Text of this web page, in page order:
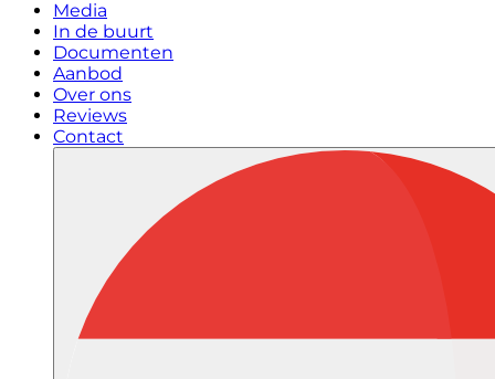
Media
In de buurt
Documenten
Aanbod
Over ons
Reviews
Contact